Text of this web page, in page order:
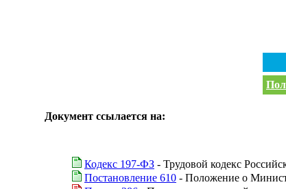
Документ ссылается на:
Кодекс 197-ФЗ - Трудовой кодекс
Постановление 610 - Положение о